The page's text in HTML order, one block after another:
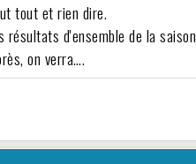
tout et rien dire.
résultats d'ensemble de la
on verra….